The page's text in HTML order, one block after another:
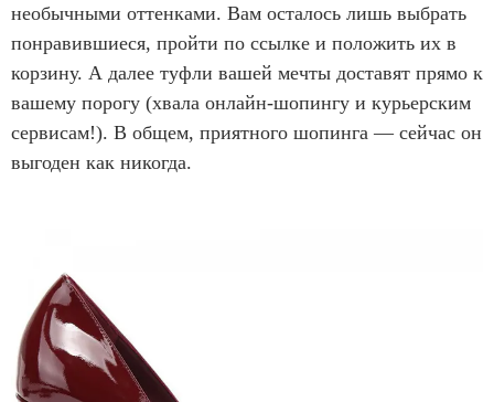
необычными оттенками. Вам осталось лишь выбрать
понравившиеся, пройти по ссылке и положить их в
корзину. А далее туфли вашей мечты доставят прямо к
вашему порогу (хвала онлайн-шопингу и курьерским
сервисам!). В общем, приятного шопинга — сейчас он
выгоден как никогда.